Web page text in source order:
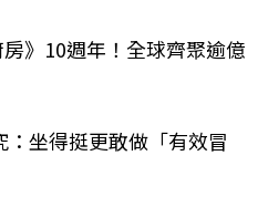
》10週年！全球齊聚逾億
坐得挺更敢做「有效冒